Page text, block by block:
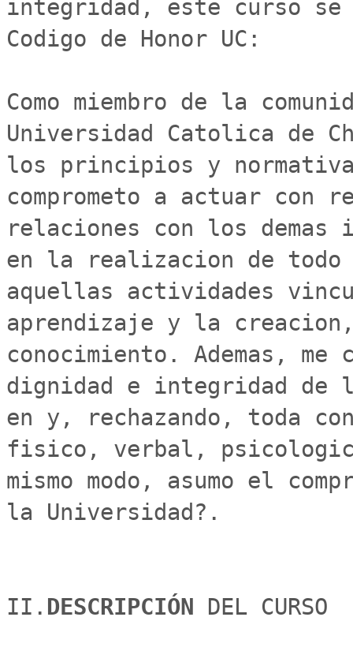
integridad, este curso se
Codigo de Honor UC:
Como miembro de la
Universidad Catolica de
los principios y
comprometo a actuar con
relaciones con los demas
en la realizacion de
aquellas actividades
aprendizaje y la
conocimiento. Ademas,
dignidad e integridad de
en y, rechazando, toda
fisico, verbal,
mismo modo, asumo el
la Universidad?.
II. DESCRIPCIÓN DEL CURSO